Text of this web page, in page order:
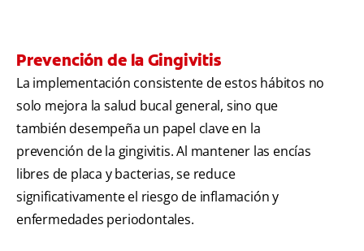
Prevención de la Gingivitis
La implementación consistente de estos hábitos no
solo mejora la salud bucal general, sino que
también desempeña un papel clave en la
prevención de la gingivitis. Al mantener las encías
libres de placa y bacterias, se reduce
significativamente el riesgo de inflamación y
enfermedades periodontales.